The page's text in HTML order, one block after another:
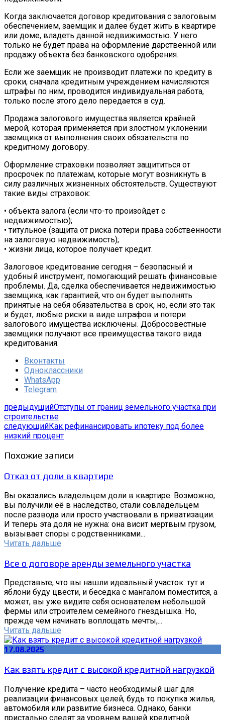
Когда заключается договор кредитования с залоговым
обеспечением, заемщик и далее будет жить в квартире
или доме, владеть данной недвижимостью. У него
только не будет права на оформление дарственной или
продажу объекта без банковского одобрения.
Если же заемщик не производит платежи по кредиту в
сроки, сначала кредитным учреждением начисляются
штрафы по ним, проводится индивидуальная работа,
только после этого дело передается в суд.
Продажа залогового имущества является крайней
мерой, которая применяется при злостном уклонении
заемщика от выполнения своих обязательств по
кредитному договору.
Оформление страховки позволяет защититься от
просрочек по платежам, которые могут возникнуть в
силу различных жизненных обстоятельств. Существуют
такие виды страховок:
• объекта залога (если что-то произойдет с
недвижимостью);
• титульное (защита от риска потери права собственности
на залоговую недвижимость);
• жизни лица, которое получает кредит.
Залоговое кредитование сегодня – безопасный и
удобный инструмент, помогающий решать финансовые
проблемы. Да, сделка обеспечивается недвижимостью
заемщика, как гарантией, что он будет выполнять
принятые на себя обязательства в срок, но, если это так
и будет, любые риски в виде штрафов и потери
залогового имущества исключены. Добросовестные
заемщики получают все преимущества такого вида
кредитования.
Вконтакты
Одноклассники
WhatsApp
Telegram
предыдущийОтступы от границ земельного участка при
строительстве
следующийКак рефинансировать ипотеку под более
низкий процент
Похожие записи
Отказ от доли в квартире
Вы оказались владельцем доли в квартире. Возможно,
вы получили её в наследство, стали совладельцем
после развода или просто участвовали в приватизации.
И теперь эта доля не нужна: она висит мертвым грузом,
вызывает споры с родственниками...
Читать дальше
Все о договоре аренды земельного участка
Представьте, что вы нашли идеальный участок: тут и
яблони буду цвести, и беседка с мангалом поместится, а
может, вы уже видите себя основателем небольшой
фермы или строителем семейного гнездышка. Но,
прежде чем начинать воплощать мечты,...
Читать дальше
17.08.2025
Как взять кредит с высокой кредитной нагрузкой
Получение кредита – часто необходимый шаг для
реализации финансовых целей, будь то покупка жилья,
автомобиля или развитие бизнеса. Однако, банки
пристально следят за уровнем вашей кредитной